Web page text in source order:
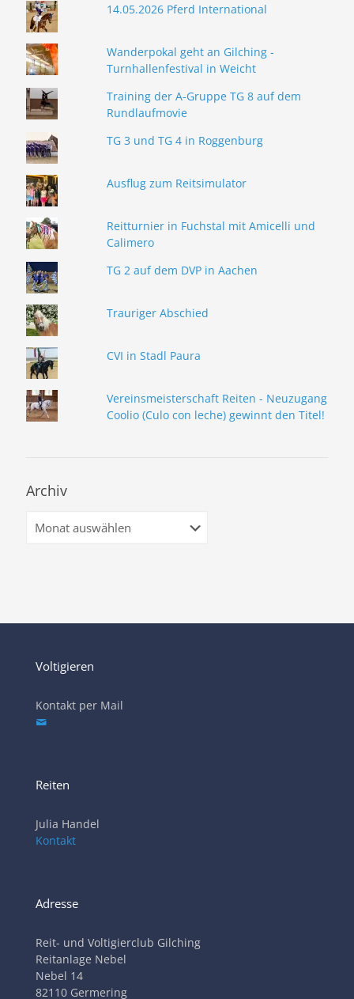
14.05.2026 Pferd International
Wanderpokal geht an Gilching -
Turnhallenfestival in Weicht
Training der A-Gruppe TG 8 auf dem
Rundlaufmovie
TG 3 und TG 4 in Roggenburg
Ausflug zum Reitsimulator
Reitturnier in Fuchstal mit Amicelli und
Calimero
TG 2 auf dem DVP in Aachen
Trauriger Abschied
CVI in Stadl Paura
Vereinsmeisterschaft Reiten - Neuzugang
Coolio (Culo con leche) gewinnt den Titel!
Archiv
Voltigieren
Kontakt per Mail
Reiten
Julia Handel
Kontakt
Adresse
Reit- und Voltigierclub Gilching
Reitanlage Nebel
Nebel 14
82110 Germering